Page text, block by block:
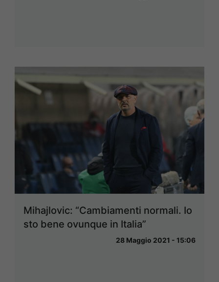
Mihajlovic: “Cambiamenti normali. Io
sto bene ovunque in Italia”
28 Maggio 2021 - 15:06